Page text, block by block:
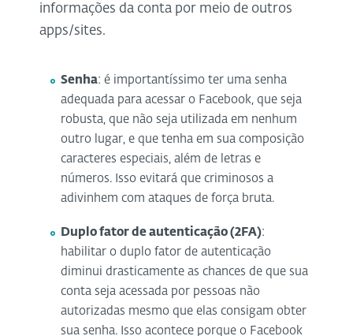
informações da conta por meio de outros
apps/sites.
Senha: é importantíssimo ter uma senha
adequada para acessar o Facebook, que seja
robusta, que não seja utilizada em nenhum
outro lugar, e que tenha em sua composição
caracteres especiais, além de letras e
números. Isso evitará que criminosos a
adivinhem com ataques de força bruta.
Duplo fator de autenticação (2FA):
habilitar o duplo fator de autenticação
diminui drasticamente as chances de que sua
conta seja acessada por pessoas não
autorizadas mesmo que elas consigam obter
sua senha. Isso acontece porque o Facebook